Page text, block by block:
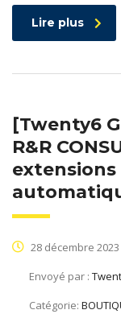
Lire plus
[Twenty6
R&R
28 décembre 2023
Envoyé par :
Catégorie: